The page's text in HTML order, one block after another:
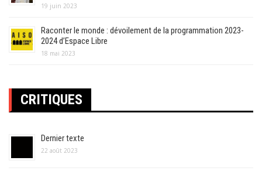
19 juin 2023
Raconter le monde : dévoilement de la programmation 2023-
2024 d’Espace Libre
18 mai 2023
CRITIQUES
Dernier texte
22 août 2023